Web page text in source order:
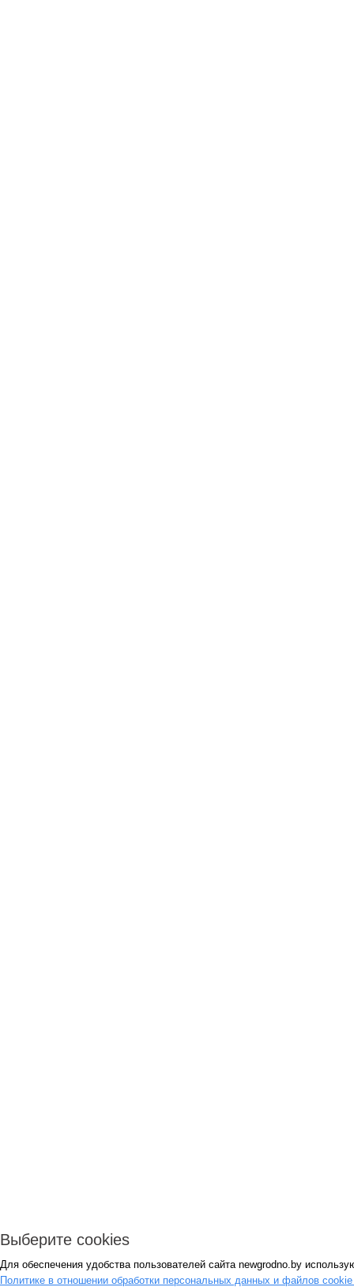
Выберите cookies
Для обеспечения удобства пользователей сайта newgrodno.by
Политике в отношении обработки персональных данных и файлов